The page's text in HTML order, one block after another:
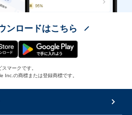
ンロードはこちら
マークです。
の商標または登録商標です。